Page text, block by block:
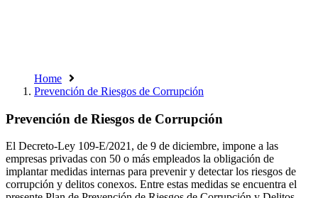
Home
Prevención de Riesgos de Corrupción
Prevención de Riesgos de Corrupción
El Decreto-Ley 109-E/2021, de 9 de diciembre, impone a las
empresas privadas con 50 o más empleados la obligación de
implantar medidas internas para prevenir y detectar los riesgos de
corrupción y delitos conexos. Entre estas medidas se encuentra el